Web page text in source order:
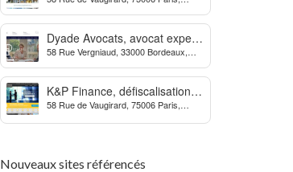
mer
Dyade Avocats, avocat expert
des procédures contre la
MDPH
58 Rue Vergniaud, 33000 Bordeaux,
K&P Finance, défiscalisation et
placements financiers
58 Rue de Vaugirard, 75006 Paris,
Nouveaux sites référencés